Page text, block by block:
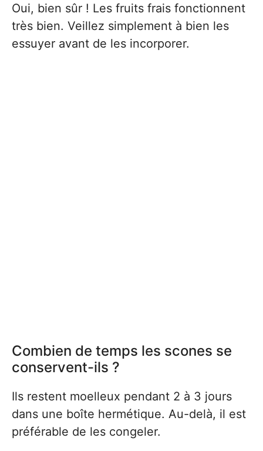
Oui, bien sûr ! Les fruits frais fonctionnent
très bien. Veillez simplement à bien les
essuyer avant de les incorporer.
Combien de temps les scones se
conservent-ils ?
Ils restent moelleux pendant 2 à 3 jours
dans une boîte hermétique. Au-delà, il est
préférable de les congeler.